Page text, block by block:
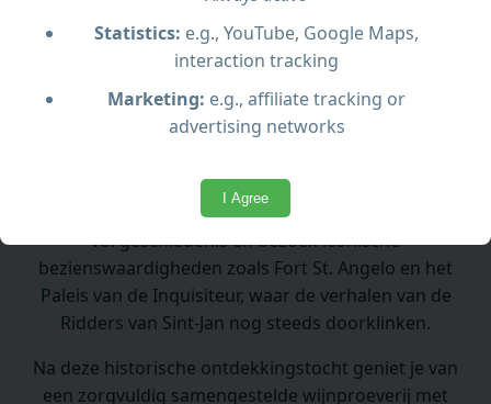
Statistics: e.g., YouTube, Google Maps,
interaction tracking
Marketing: e.g., affiliate tracking or
advertising networks
I Agree
Ga mee op een reis door de historische Drie Steden
sluit af met een verfijnde proeverij van lokale wijnen.
Vittoriosa, Senglea en Cospicua – tijdens deze
boeiende rondleiding. Wandel door smalle straatjes
vol geschiedenis en bezoek iconische
bezienswaardigheden zoals Fort St. Angelo en het
Paleis van de Inquisiteur, waar de verhalen van de
Ridders van Sint-Jan nog steeds doorklinken.
Na deze historische ontdekkingstocht geniet je van
een zorgvuldig samengestelde wijnproeverij met